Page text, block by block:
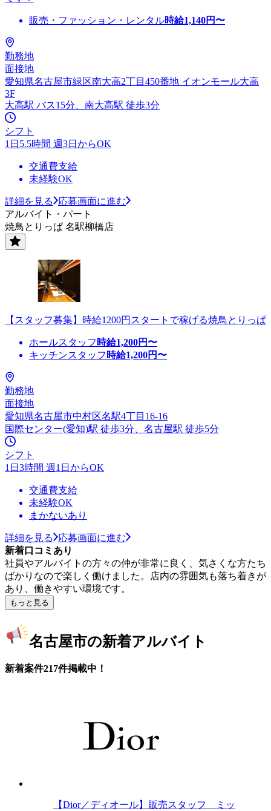
販売・ファッション・レンタル時給1,140円〜
勤務地
面接地
愛知県名古屋市緑区南大高2丁目450番地 イオンモール大高
3F
大高駅 バス15分、南大高駅 徒歩3分
シフト
1日5.5時間 週3日からOK
交通費支給
未経験OK
詳細を見る
応募画面に進む
アルバイト・パート
焼鳥とりっぱ 名駅柳橋店
【スタッフ募集】時給1200円スタートで稼げる焼鳥とりっぱ
ホールスタッフ 時給1,200円〜
キッチンスタッフ 時給1,200円〜
勤務地
面接地
愛知県名古屋市中村区名駅4丁目16-16
国際センター(愛知)駅 徒歩3分、名古屋駅 徒歩5分
シフト
1日3時間 週1日からOK
交通費支給
未経験OK
まかないあり
詳細を見る
応募画面に進む
新着口コミあり
社員やアルバイトの方々の仲が非常に良く、気さくな方たち
ばかりなので楽しく働けました。店内の雰囲気も落ち着きが
あり、働きやすい環境です。
もっと見る
名古屋市の新着アルバイト
新着案件217件掲載中！
【Dior／ディオール】販売スタッフ ミッ